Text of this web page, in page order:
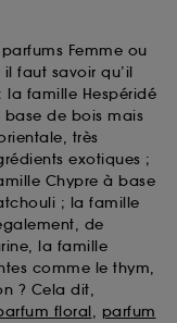
Femme ou
faut savoir qu’il
la famille Hespéridé
de bois mais
très
exotiques ;
Chypre à base
; la famille
de
la famille
comme le thym,
? Cela dit,
floral, parfum